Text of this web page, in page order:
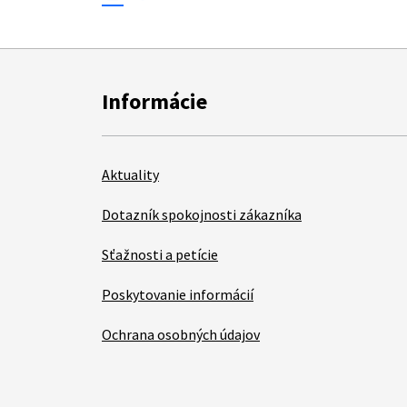
Informácie
Aktuality
Dotazník spokojnosti zákazníka
Sťažnosti a petície
Poskytovanie informácií
Ochrana osobných údajov